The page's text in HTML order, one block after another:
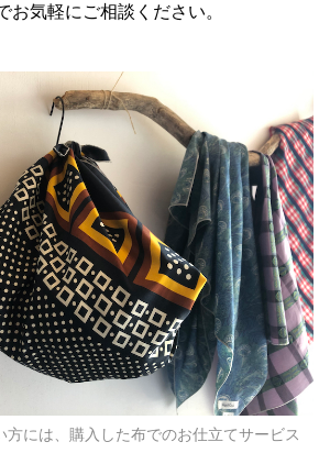
お気軽にご相談ください。
方には、購入した布でのお仕立てサービス